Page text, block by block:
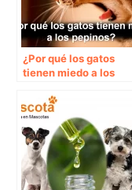
¿Por qué los gatos
tienen miedo a los